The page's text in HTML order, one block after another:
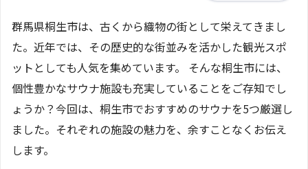
群馬県桐生市は、古くから織物の街として栄えてきまし
た。近年では、その歴史的な街並みを活かした観光スポ
ットとしても人気を集めています。 そんな桐生市には、
個性豊かなサウナ施設も充実していることをご存知でし
ょうか？今回は、桐生市でおすすめのサウナを5つ厳選し
ました。それぞれの施設の魅力を、余すことなくお伝え
します。